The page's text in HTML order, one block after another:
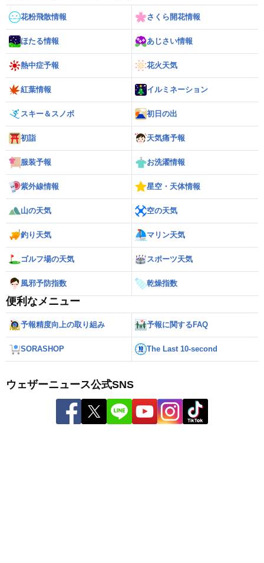
花粉飛散情報 さくら開花情報
ほたる情報 あじさい情報
熱中症予報 花火天気
紅葉情報 イルミネーション
スキー＆スノボ 初日の出
初詣 天気痛予報
服装予報 お洗濯情報
紫外線情報 星空・天体情報
山の天気 空の天気
釣り天気 マリン天気
ゴルフ場の天気 スポーツ天気
風邪予防指数 乾燥指数
便利なメニュー
予報精度向上の取り組み 予報に関するFAQ
SORASHOP The Last 10-second
ウェザーニュース公式SNS